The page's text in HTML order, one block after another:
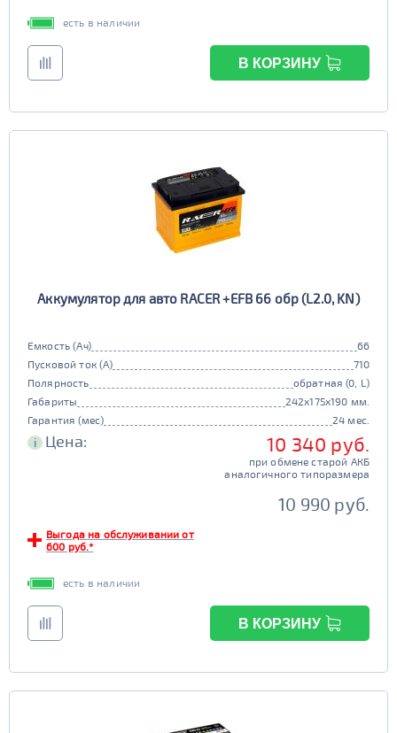
есть в наличии
В КОРЗИНУ
Аккумулятор для авто RACER +EFB 66 обр (L2.0, KN)
Емкость (Ач)
66
Пусковой ток (А)
710
Полярность
обратная (0, L)
Габариты
242x175x190 мм.
Гарантия (мес)
24 мес.
i Цена: 10 340 руб.
при обмене старой АКБ
аналогичного типоразмера
10 990 руб.
Выгода на обслуживании от
600 руб.*
есть в наличии
В КОРЗИНУ